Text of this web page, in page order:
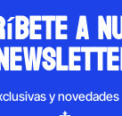
a
y novedades